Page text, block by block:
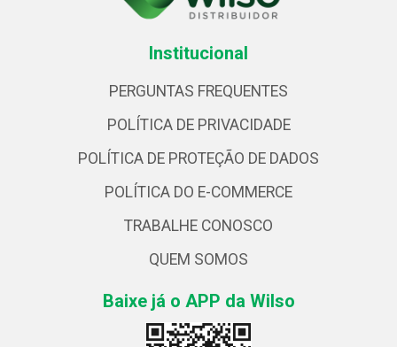
Institucional
PERGUNTAS FREQUENTES
POLÍTICA DE PRIVACIDADE
POLÍTICA DE PROTEÇÃO DE DADOS
POLÍTICA DO E-COMMERCE
TRABALHE CONOSCO
QUEM SOMOS
Baixe já o APP da Wilso